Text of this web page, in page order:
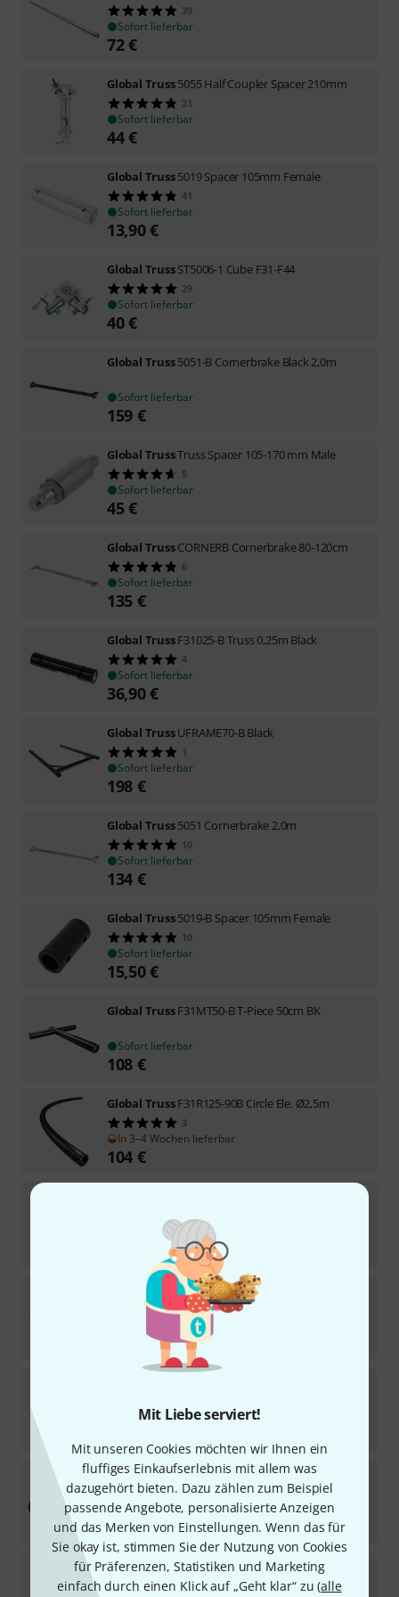
Mit Liebe serviert!
Mit unseren Cookies möchten wir Ihnen ein
fluffiges Einkaufserlebnis mit allem was
dazugehört bieten. Dazu zählen zum Beispiel
passende Angebote, personalisierte Anzeigen
und das Merken von Einstellungen. Wenn das für
Sie okay ist, stimmen Sie der Nutzung von Cookies
für Präferenzen, Statistiken und Marketing
einfach durch einen Klick auf „Geht klar“ zu (alle
39
Sofort lieferbar
72€
Global Truss5055 Half Coupler Spacer 210mm
21
Sofort lieferbar
44€
Global Truss5019 Spacer 105mm Female
41
Sofort lieferbar
13,90€
Global TrussST5006-1 Cube F31-F44
29
Sofort lieferbar
40€
Global Truss5051-B Cornerbrake Black 2,0m
Sofort lieferbar
159 €
Global TrussTruss Spacer 105-170 mm Male
5
Sofort lieferbar
45€
Global TrussCORNERB Cornerbrake 80-120cm
6
Sofort lieferbar
135 €
Global TrussF31025-B Truss 0,25m Black
4
Sofort lieferbar
36,90€
Global TrussUFRAME70-B Black
1
Sofort lieferbar
198 €
Global Truss5051 Cornerbrake 2,0m
10
Sofort lieferbar
134 €
Global Truss5019-B Spacer 105mm Female
10
Sofort lieferbar
15,50€
Global TrussF31MT50-B T-Piece 50cm BK
Sofort lieferbar
108 €
Global TrussF31R125-90B Circle Ele. Ø2,5m
3
In 3–4 Wochen lieferbar
104 €
Sofort lieferbar
Global Truss 5052 Cornerbrake 3,0m
1
In 15–19 Wochen lieferbar
Kurzfristig lieferbar (2–5 Tage)
Global TrussF31R050-180B Circle Ele. Ø1,0m
2
Sofort lieferbar
101€
Global TrussF31025 Truss 0,25m
14